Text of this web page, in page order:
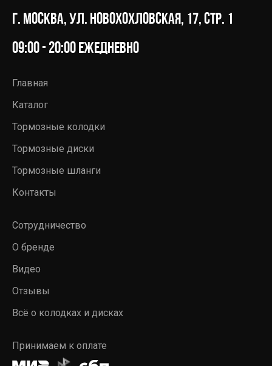
г. Москва, ул. Новохохловская, 17, стр. 1
09:00 - 20:00 ежедневно
Главная
Каталог
Тормозные колодки
Тормозные диски
Тормозные шланги
Контакты
Сотрудничество
О бренде
Видео
Отзывы
Всё о колодках и дисках
Принимаем к оплате